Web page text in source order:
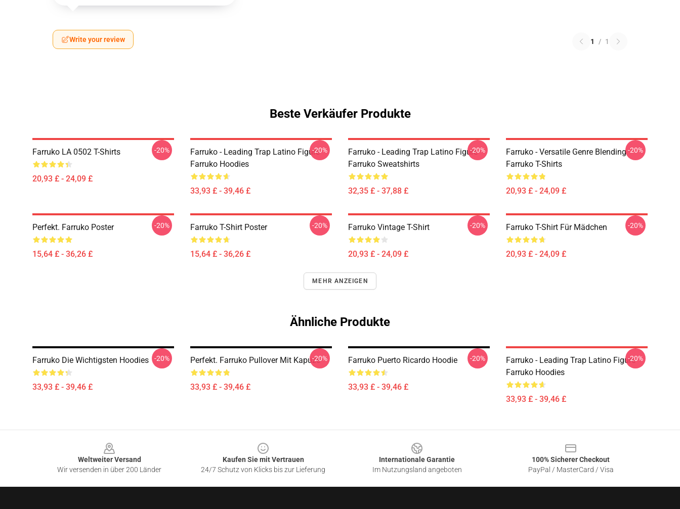
Write your review 1 / 1
Beste Verkäufer Produkte
Farruko LA 0502 T-Shirts
20,93 £ - 24,09 £
-20%
Farruko - Leading Trap Latino Figure
Farruko Hoodies
33,93 £ - 39,46 £
-20%
Farruko - Leading Trap Latino Figure
Farruko Sweatshirts
32,35 £ - 37,88 £
-20%
Farruko - Versatile Genre Blending
Farruko T-Shirts
20,93 £ - 24,09 £
-20%
Perfekt. Farruko Poster
15,64 £ - 36,26 £
-20% Farruko T-Shirt Poster
15,64 £ - 36,26 £
-20% Farruko Vintage T-Shirt
20,93 £ - 24,09 £
-20% Farruko T-Shirt Für Mädchen
20,93 £ - 24,09 £
-20%
MEHR ANZEIGEN
Ähnliche Produkte
Farruko Die Wichtigsten Hoodies
33,93 £ - 39,46 £
-20% Perfekt. Farruko Pullover Mit Kapuze
33,93 £ - 39,46 £
-20% Farruko Puerto Ricardo Hoodie
33,93 £ - 39,46 £
-20%
Farruko - Leading Trap Latino Figure
Farruko Hoodies
33,93 £ - 39,46 £
-20%
Weltweiter Versand
Wir versenden in über 200 Länder
Kaufen Sie mit Vertrauen
24/7 Schutz von Klicks bis zur Lieferung
Internationale Garantie
Im Nutzungsland angeboten
100% Sicherer Checkout
PayPal / MasterCard / Visa